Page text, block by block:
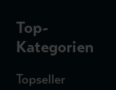
Top-
Kategorien
Topseller